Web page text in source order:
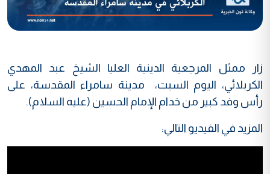
زار ممثل المرجعية الدينية العليا الشيخ عبد المهدي
الكربلائي، اليوم السبت، مدينة سامراء المقدسة، على
رأس وفد كبير من خدام الإمام الحسين (عليه السلام).
المزيد في الفيديو التالي: